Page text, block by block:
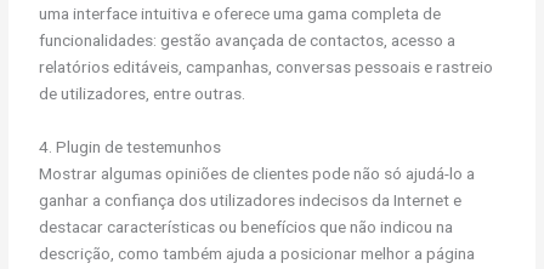
uma interface intuitiva e oferece uma gama completa de
funcionalidades: gestão avançada de contactos, acesso a
relatórios editáveis, campanhas, conversas pessoais e rastreio
de utilizadores, entre outras.
4. Plugin de testemunhos
Mostrar algumas opiniões de clientes pode não só ajudá-lo a
ganhar a confiança dos utilizadores indecisos da Internet e
destacar características ou benefícios que não indicou na
descrição, como também ajuda a posicionar melhor a página